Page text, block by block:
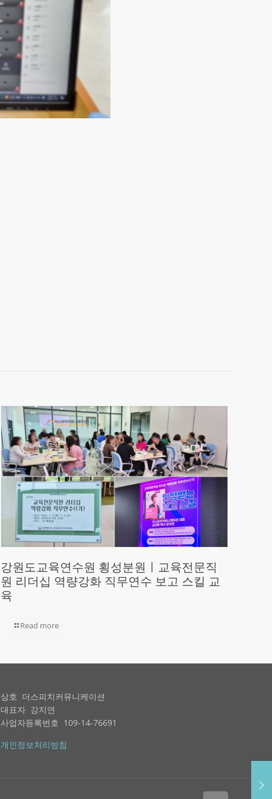
강원도교육연수원 횡성분원ㅣ교육전문직
원 리더십 역량강화 직무연수 보고 스킬 교
육
Read more
상호 더스피치커뮤니케이션
대표자 강지연
사업자등록번호 109-14-76691
개인정보처리방침